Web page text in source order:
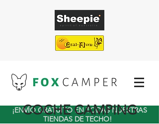
¡ENVÍO GRATUITO EN TODAS NUESTRAS
TIENDAS DE TECHO!
COCHE CAMPING